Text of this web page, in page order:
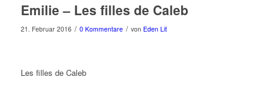
Emilie – Les filles de Caleb
21. Februar 2016 / 0 Kommentare / von Eden Lit
Les filles de Caleb